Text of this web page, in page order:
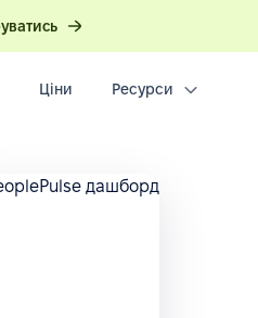
Ціни Ресурси